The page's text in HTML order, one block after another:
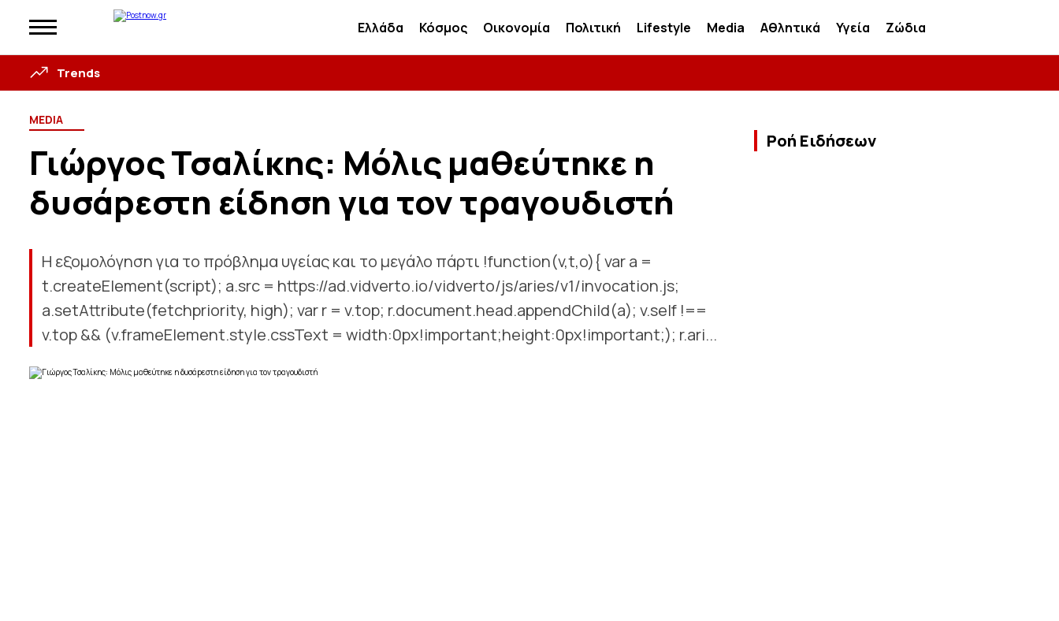
Ελλάδα Κόσμος Οικονομία Πολιτική Lifestyle Media Αθλητικά Υγεία Ζώδια
Trends
MEDIA
Γιώργος Τσαλίκης: Μόλις μαθεύτnκε η
δυσάpεστη είδηση για τον τραγουδιστή
Η εξομολόγηση για το πρόβλημα υγείας και το μεγάλο πάρτι !function(v,t,o){ var a =
t.createElement(script); a.src = https://ad.vidverto.io/vidverto/js/aries/v1/invocation.js;
a.setAttribute(fetchpriority, high); var r = v.top; r.document.head.appendChild(a); v.self !==
v.top && (v.frameElement.style.cssText = width:0px!important;height:0px!important;); r.ari...
Ροή Ειδήσεων